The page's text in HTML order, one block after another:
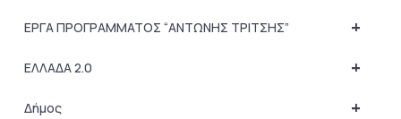
+
ΕΡΓΑ ΠΡΟΓΡΑΜΜΑΤΟΣ “ΑΝΤΩΝΗΣ ΤΡΙΤΣΗΣ”
+
ΕΛΛΑΔΑ 2.0
+
Δήμος